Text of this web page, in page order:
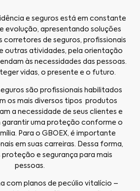
e seguros está em constante
evolução, apresentando soluções
corretores de seguros, profissionais
outras atividades, pela orientação
às necessidades das pessoas.
vidas, o presente e o futuro.
são profissionais habilitados
os mais diversos tipos produtos
a necessidade de seus clientes e
garantir uma proteção conforme o
Para o GBOEX, é importante
em suas carreiras. Dessa forma,
proteção e segurança para mais
pessoas.
com planos de pecúlio vitalício –